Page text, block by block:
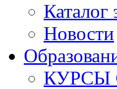
Каталог
Новости
КУРСЫ